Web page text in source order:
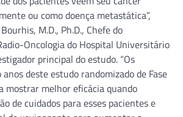
ou como doença metastática”,
M.D., Ph.D., Chefe do
Oncologia do Hospital Universitário
principal do estudo. “Os
deste estudo randomizado de Fase
mostrar melhor eficácia quando
de cuidados para esses pacientes e